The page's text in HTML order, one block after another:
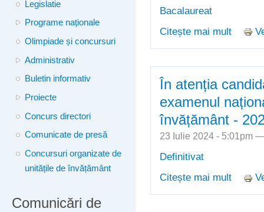
Legislatie
Programe naționale
Olimpiade și concursuri
Administrativ
Buletin informativ
Proiecte
Concurs directori
Comunicate de presă
Concursuri organizate de
unitățile de învățământ
Comunicări de
Bacalaureat
Citește mai mult
În atenția
examenul
învățământ -
23 Iulie 2024 - 5:01pm
Definitivat
Citește mai mult